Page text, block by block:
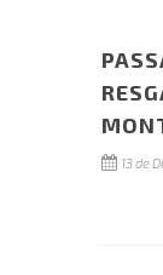
13 de